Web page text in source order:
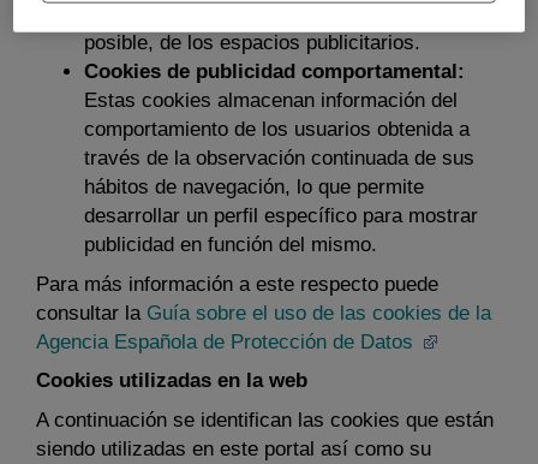
posible, de los espacios publicitarios.
Cookies de publicidad comportamental:
Estas cookies almacenan información del
comportamiento de los usuarios obtenida a
través de la observación continuada de sus
hábitos de navegación, lo que permite
desarrollar un perfil específico para mostrar
publicidad en función del mismo.
Para más información a este respecto puede
consultar la Guía sobre el uso de las cookies de la
Agencia Española de Protección de Datos
Cookies utilizadas en la web
A continuación se identifican las cookies que están
siendo utilizadas en este portal así como su